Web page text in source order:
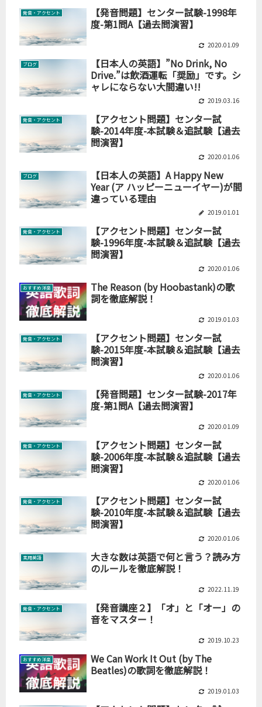
発音・アクセント
【発音問題】センター試験-1998年
度-第1問A【過去問演習】
2020.01.09
ブログ
【日本人の英語】”No Drink, No
Drive.”は飲酒運転「奨励」です。シ
ャレにならない大間違い!!
2019.03.16
発音・アクセント
【アクセント問題】センター試
験-2014年度-本試験＆追試験【過去
問演習】
2020.01.06
ブログ
【日本人の英語】A Happy New
Year (ア ハッピーニューイヤー)が間
違っている理由
2019.01.01
発音・アクセント
【アクセント問題】センター試
験-1996年度-本試験＆追試験【過去
問演習】
2020.01.06
おすすめ洋楽
The Reason (by Hoobastank)の歌
詞を徹底解説！
2019.01.03
発音・アクセント
【アクセント問題】センター試
験-2015年度-本試験＆追試験【過去
問演習】
2020.01.06
発音・アクセント
【発音問題】センター試験-2017年
度-第1問A【過去問演習】
2020.01.09
発音・アクセント
【アクセント問題】センター試
験-2006年度-本試験＆追試験【過去
問演習】
2020.01.06
発音・アクセント
【アクセント問題】センター試
験-2010年度-本試験＆追試験【過去
問演習】
2020.01.06
実用英語
大きな数は英語で何と言う？読み方
のルールを徹底解説！
2022.11.19
発音・アクセント
【発音講座２】「オ」と「オー」の
音をマスター！
2019.10.23
おすすめ洋楽
We Can Work It Out (by The
Beatles)の歌詞を徹底解説！
2019.01.03